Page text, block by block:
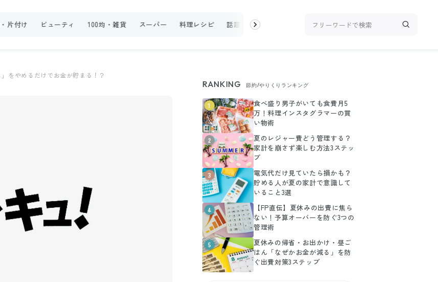
片付け ビューティ 100均・雑貨 スーパー 料理レシピ 話題 トップ ランキング お金 家事テク
」をやめるだけでお金が貯まる！？
RANKING 節約/やりくりランキング
1
食べ盛り男子がいても食費月5
万！料理インスタグラマーの買
い物術
2
夏のレジャー費どう管理する？
家計を崩さず楽しむ方法3ステッ
プ
3
電気代だけ見ていたら損かも？
貯める人が夏の家計で意識して
いること3選
4
【FP直伝】夏休みの出費に焦ら
ない！予算オーバーを防ぐ3つの
管理術
5
夏休みの帰省・お出かけ・昼ご
はん「なぜかお金が減る」を防
ぐ出費対策3ステップ